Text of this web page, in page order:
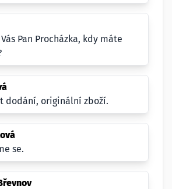
Pan Procházka, kdy máte
dodání, originální zboží.
se.